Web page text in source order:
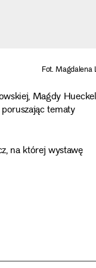
Fot. Magdalena
Magdy
tematy
na której wystawę